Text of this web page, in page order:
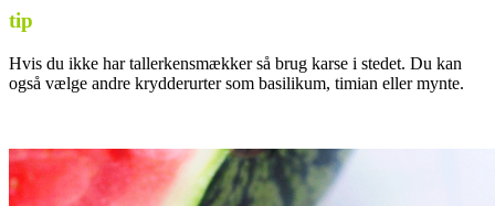
tip
Hvis du ikke har tallerkensmækker så brug karse i stedet. Du kan
også vælge andre krydderurter som basilikum, timian eller mynte.